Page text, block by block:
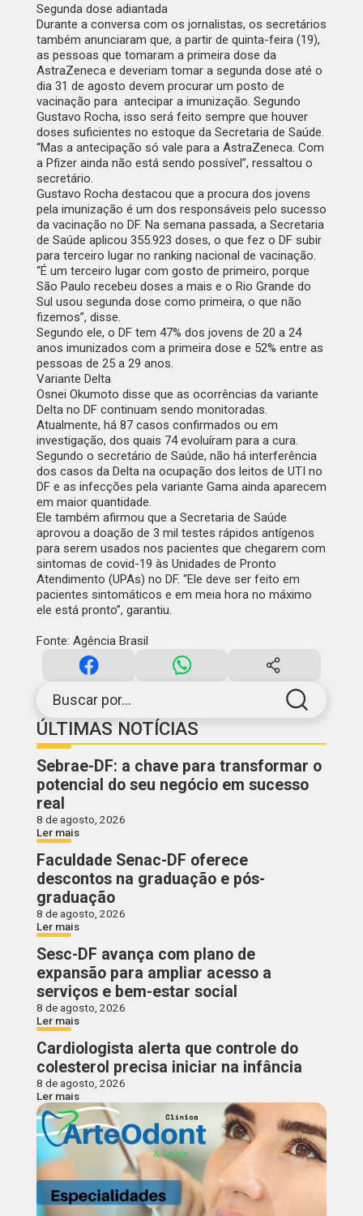
Buscar por...
ÚLTIMAS NOTÍCIAS
Sebrae-DF: a chave para transformar o
potencial do seu negócio em sucesso
real
8 de agosto, 2026
Ler mais
Faculdade Senac-DF oferece
descontos na graduação e pós-
graduação
8 de agosto, 2026
Ler mais
Sesc-DF avança com plano de
expansão para ampliar acesso a
serviços e bem-estar social
8 de agosto, 2026
Ler mais
Cardiologista alerta que controle do
colesterol precisa iniciar na infância
8 de agosto, 2026
Ler mais
Segunda dose adiantada
Durante a conversa com os jornalistas, os secretários
também anunciaram que, a partir de quinta-feira (19),
as pessoas que tomaram a primeira dose da
AstraZeneca e deveriam tomar a segunda dose até o
dia 31 de agosto devem procurar um posto de
vacinação para antecipar a imunização. Segundo
Gustavo Rocha, isso será feito sempre que houver
doses suficientes no estoque da Secretaria de Saúde.
“Mas a antecipação só vale para a AstraZeneca. Com
a Pfizer ainda não está sendo possível”, ressaltou o
secretário.
Gustavo Rocha destacou que a procura dos jovens
pela imunização é um dos responsáveis pelo sucesso
da vacinação no DF. Na semana passada, a Secretaria
de Saúde aplicou 355.923 doses, o que fez o DF subir
para terceiro lugar no ranking nacional de vacinação.
“É um terceiro lugar com gosto de primeiro, porque
São Paulo recebeu doses a mais e o Rio Grande do
Sul usou segunda dose como primeira, o que não
fizemos”, disse.
Segundo ele, o DF tem 47% dos jovens de 20 a 24
anos imunizados com a primeira dose e 52% entre as
pessoas de 25 a 29 anos.
Variante Delta
Osnei Okumoto disse que as ocorrências da variante
Delta no DF continuam sendo monitoradas.
Atualmente, há 87 casos confirmados ou em
investigação, dos quais 74 evoluíram para a cura.
Segundo o secretário de Saúde, não há interferência
dos casos da Delta na ocupação dos leitos de UTI no
DF e as infecções pela variante Gama ainda aparecem
em maior quantidade.
Ele também afirmou que a Secretaria de Saúde
aprovou a doação de 3 mil testes rápidos antígenos
para serem usados nos pacientes que chegarem com
sintomas de covid-19 às Unidades de Pronto
Atendimento (UPAs) no DF. “Ele deve ser feito em
pacientes sintomáticos e em meia hora no máximo
ele está pronto”, garantiu.
Fonte: Agência Brasil